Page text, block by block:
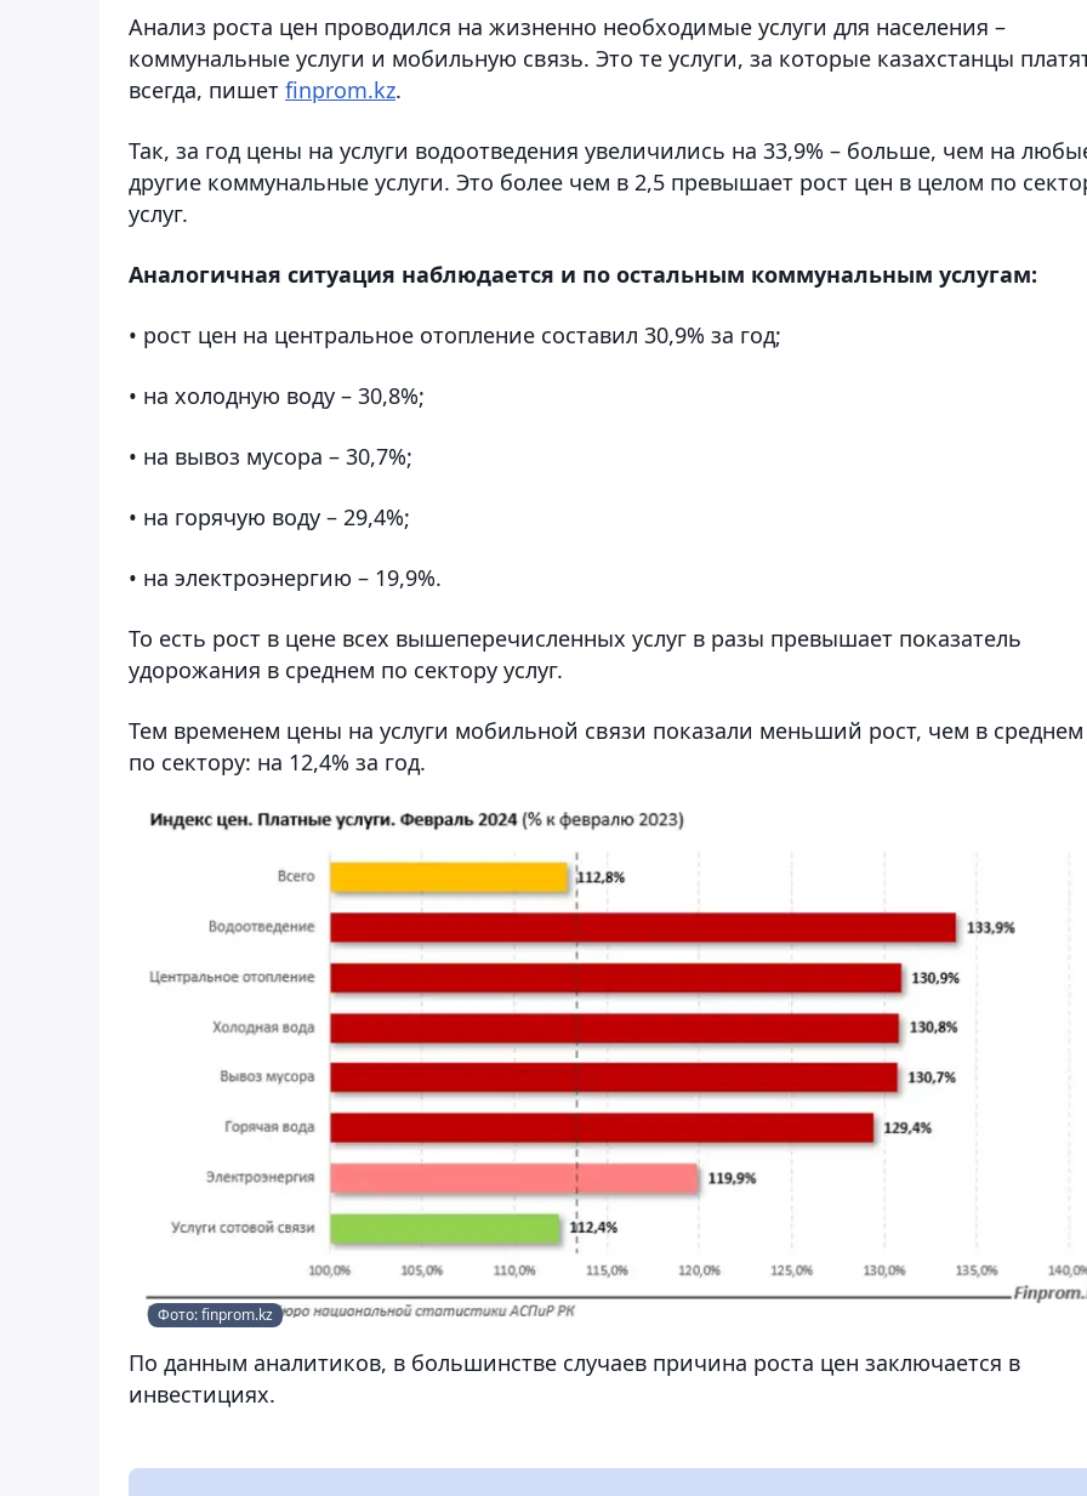
Анализ роста цен проводился на жизненно необходимые услуги для населения –
коммунальные услуги и мобильную связь. Это те услуги, за которые казахстанцы
всегда, пишет finprom.kz.
Так, за год цены на услуги водоотведения увеличились на 33,9% – больше, чем на
другие коммунальные услуги. Это более чем в 2,5 превышает рост цен в целом по
услуг.
Аналогичная ситуация наблюдается и по остальным коммунальным услугам:
• рост цен на центральное отопление составил 30,9% за год;
• на холодную воду – 30,8%;
• на вывоз мусора – 30,7%;
• на горячую воду – 29,4%;
• на электроэнергию – 19,9%.
То есть рост в цене всех вышеперечисленных услуг в разы превышает показатель
удорожания в среднем по сектору услуг.
Тем временем цены на услуги мобильной связи показали меньший рост, чем в среднем
по сектору: на 12,4% за год.
Фото: finprom.kz
По данным аналитиков, в большинстве случаев причина роста цен заключается в
инвестициях.